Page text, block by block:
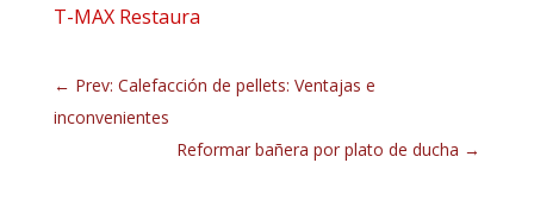
T-MAX Restaura
← Prev: Calefacción de pellets: Ventajas e
inconvenientes
Reformar bañera por plato de ducha →